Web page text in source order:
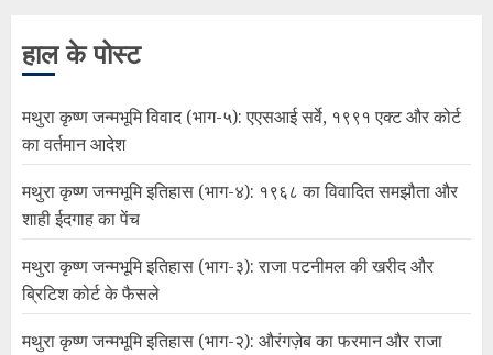
हाल के पोस्ट
मथुरा कृष्ण जन्मभूमि विवाद (भाग-५): एएसआई सर्वे, १९९१ एक्ट और कोर्ट
का वर्तमान आदेश
मथुरा कृष्ण जन्मभूमि इतिहास (भाग-४): १९६८ का विवादित समझौता और
शाही ईदगाह का पेंच
मथुरा कृष्ण जन्मभूमि इतिहास (भाग-३): राजा पटनीमल की खरीद और
ब्रिटिश कोर्ट के फैसले
मथुरा कृष्ण जन्मभूमि इतिहास (भाग-२): औरंगज़ेब का फरमान और राजा